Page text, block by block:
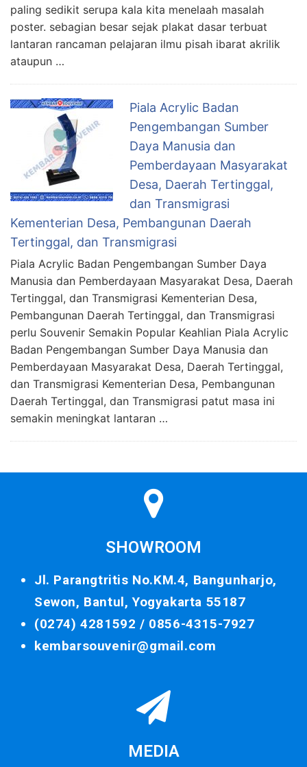
paling sedikit serupa kala kita menelaah masalah
poster. sebagian besar sejak plakat dasar terbuat
lantaran rancaman pelajaran ilmu pisah ibarat akrilik
ataupun …
Piala Acrylic Badan
Pengembangan Sumber
Daya Manusia dan
Pemberdayaan Masyarakat
Desa, Daerah Tertinggal,
dan Transmigrasi
Kementerian Desa, Pembangunan Daerah
Tertinggal, dan Transmigrasi
Piala Acrylic Badan Pengembangan Sumber Daya
Manusia dan Pemberdayaan Masyarakat Desa, Daerah
Tertinggal, dan Transmigrasi Kementerian Desa,
Pembangunan Daerah Tertinggal, dan Transmigrasi
perlu Souvenir Semakin Popular Keahlian Piala Acrylic
Badan Pengembangan Sumber Daya Manusia dan
Pemberdayaan Masyarakat Desa, Daerah Tertinggal,
dan Transmigrasi Kementerian Desa, Pembangunan
Daerah Tertinggal, dan Transmigrasi patut masa ini
semakin meningkat lantaran …
SHOWROOM
Jl. Parangtritis No.KM.4, Bangunharjo,
Sewon, Bantul, Yogyakarta 55187
(0274) 4281592 / 0856-4315-7927
kembarsouvenir@gmail.com
MEDIA